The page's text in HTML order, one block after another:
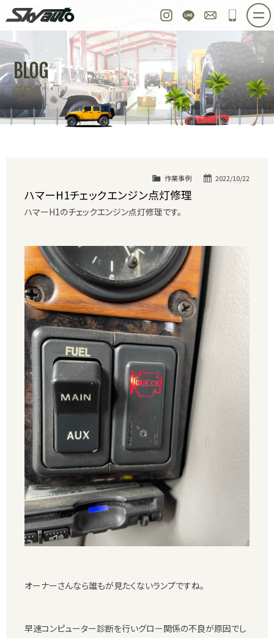
Instagram
LINE お問い合わせ
048-
ホーム 在庫車情報 ご購入プラン
整備作業実例 パーツ販売 買取＆オーダー
店舗紹介 工場紹介 会社概要
スタッフ紹介 求人情報 公式ブログ
BLOG
ブログ
2022/10/22
作業事例
ハマーH1チェックエンジン点灯修理
ハマーH1のチェックエンジン点灯修理です。
オーナーさんなら誰もが見たくないランプですね。
早速コンピューター診断を行いグロー関係の不良が原因でし